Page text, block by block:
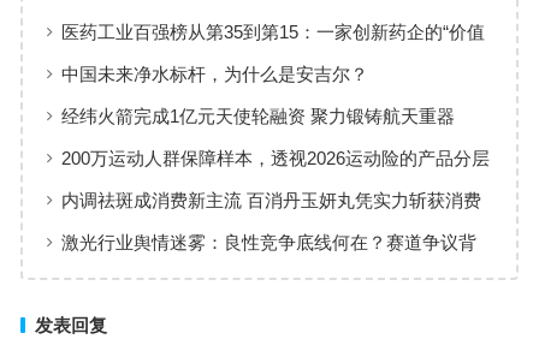
线
医药工业百强榜从第35到第15：一家创新药企的“价值
增长”样本
中国未来净水标杆，为什么是安吉尔？
经纬火箭完成1亿元天使轮融资 聚力锻铸航天重器
200万运动人群保障样本，透视2026运动险的产品分层
与适配逻辑
内调祛斑成消费新主流 百消丹玉妍丸凭实力斩获消费
者认可
激光行业舆情迷雾：良性竞争底线何在？赛道争议背
发表回复